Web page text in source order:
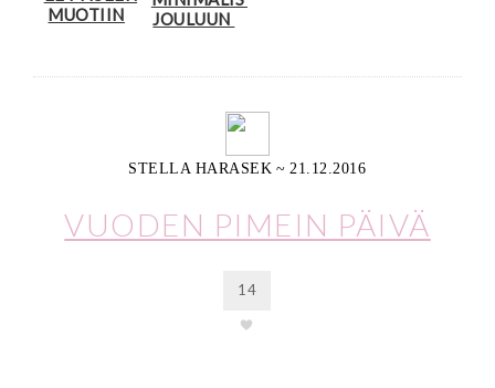
MUOTIIN
JOULUUN
STELLA HARASEK ~ 21.12.2016
VUODEN PIMEIN PÄIVÄ
14